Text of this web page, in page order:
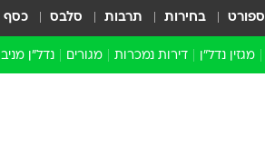
ספורט בחירות תרבות סלבס כסף
מגזין נדל"ן דירות נמכרות מגורים נדל"ן מניב